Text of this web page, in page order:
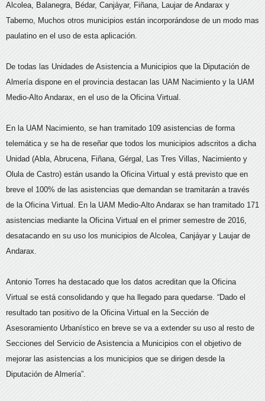
Alcolea, Balanegra, Bédar, Canjáyar, Fiñana, Laujar de Andarax y
Taberno, Muchos otros municipios están incorporándose de un modo mas
paulatino en el uso de esta aplicación.
De todas las Unidades de Asistencia a Municipios que la Diputación de
Almería dispone en el provincia destacan las UAM Nacimiento y la UAM
Medio-Alto Andarax, en el uso de la Oficina Virtual.
En la UAM Nacimiento, se han tramitado 109 asistencias de forma
telemática y se ha de reseñar que todos los municipios adscritos a dicha
Unidad (Abla, Abrucena, Fiñana, Gérgal, Las Tres Villas, Nacimiento y
Olula de Castro) están usando la Oficina Virtual y está previsto que en
breve el 100% de las asistencias que demandan se tramitarán a través
de la Oficina Virtual. En la UAM Medio-Alto Andarax se han tramitado 171
asistencias mediante la Oficina Virtual en el primer semestre de 2016,
desatacando en su uso los municipios de Alcolea, Canjáyar y Laujar de
Andarax.
Antonio Torres ha destacado que los datos acreditan que la Oficina
Virtual se está consolidando y que ha llegado para quedarse. “Dado el
resultado tan positivo de la Oficina Virtual en la Sección de
Asesoramiento Urbanístico en breve se va a extender su uso al resto de
Secciones del Servicio de Asistencia a Municipios con el objetivo de
mejorar las asistencias a los municipios que se dirigen desde la
Diputación de Almería”.